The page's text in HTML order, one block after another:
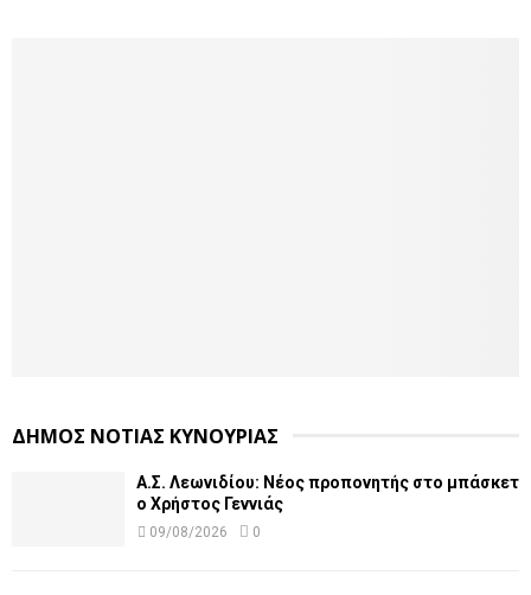
ΔΗΜΟΣ ΝΟΤΙΑΣ ΚΥΝΟΥΡΙΑΣ
Α.Σ. Λεωνιδίου: Νέος προπονητής στο μπάσκετ
ο Χρήστος Γεννιάς
09/08/2026 0